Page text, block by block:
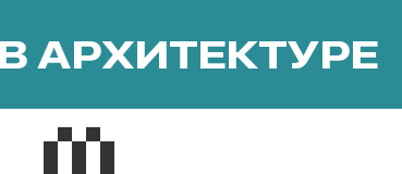
АРХИТЕКТУРЕ